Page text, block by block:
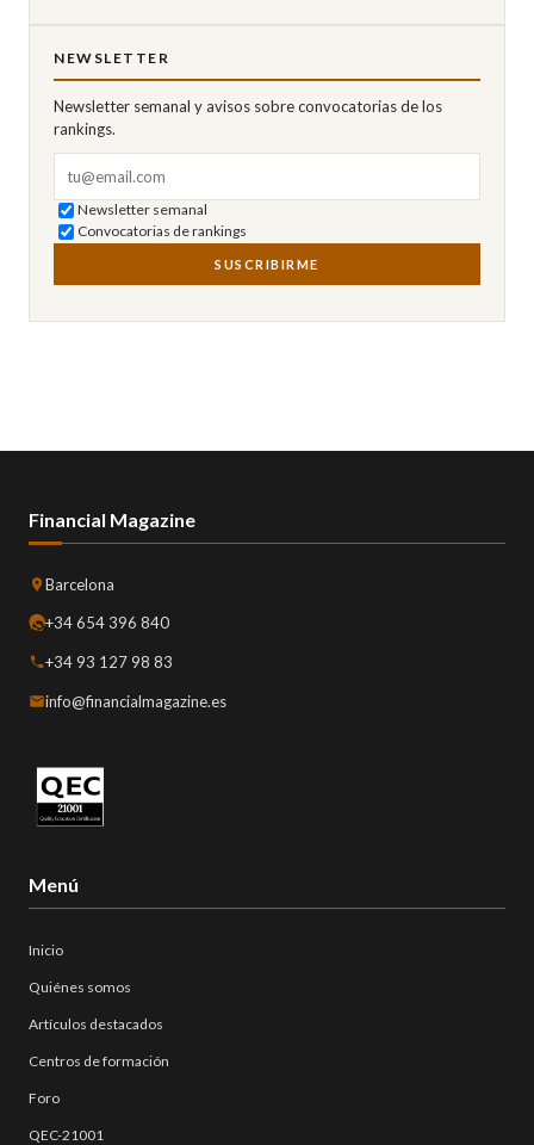
NEWSLETTER
Newsletter semanal y avisos sobre convocatorias de los
rankings.
Newsletter semanal
Convocatorias de rankings
SUSCRIBIRME
Financial Magazine
Barcelona
+34 654 396 840
+34 93 127 98 83
info@financialmagazine.es
Menú
Inicio
Quiénes somos
Artículos destacados
Centros de formación
Foro
QEC-21001